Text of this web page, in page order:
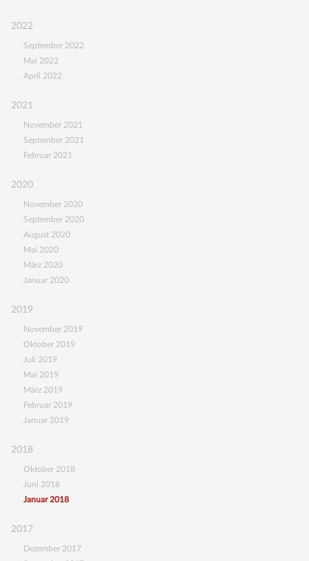
2022
September 2022
Mai 2022
April 2022
2021
November 2021
September 2021
Februar 2021
2020
November 2020
September 2020
August 2020
Mai 2020
März 2020
Januar 2020
2019
November 2019
Oktober 2019
Juli 2019
Mai 2019
März 2019
Februar 2019
Januar 2019
2018
Oktober 2018
Juni 2018
Januar 2018
2017
Dezember 2017